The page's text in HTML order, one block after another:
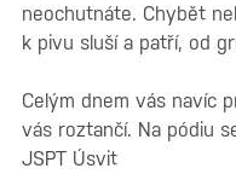
neochutnáte. Chybět
k pivu sluší a patří, od
Celým dnem vás navíc
vás roztančí. Na pódiu
JSPT Úsvit